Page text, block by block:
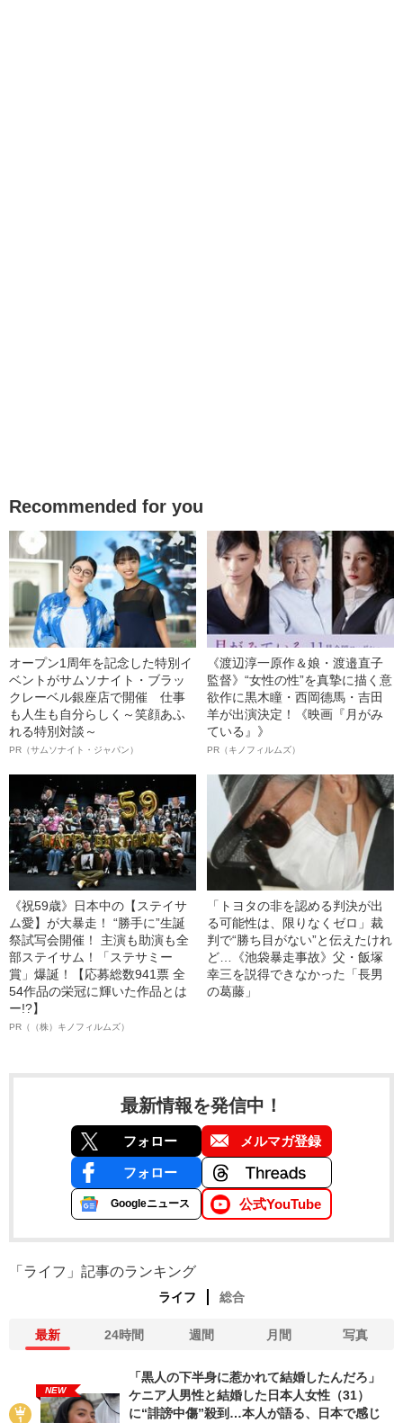
Recommended for you
オープン1周年を記念した特別イ
ベントがサムソナイト・ブラッ
クレーベル銀座店で開催 仕事
も人生も自分らしく～笑顔あふ
れる特別対談～
PR（サムソナイト・ジャパン）
《渡辺淳一原作＆娘・渡邉直子
監督》“女性の性”を真摯に描く意
欲作に黒木瞳・西岡德馬・吉田
羊が出演決定！《映画『月がみ
ている』》
PR（キノフィルムズ）
《祝59歳》日本中の【ステイサ
ム愛】が大暴走！ “勝手に”生誕
祭試写会開催！ 主演も助演も全
部ステイサム！「ステサミー
賞」爆誕！【応募総数941票 全
54作品の栄冠に輝いた作品とは
ー!?】
PR（（株）キノフィルムズ）
「トヨタの非を認める判決が出
る可能性は、限りなくゼロ」裁
判で“勝ち目がない”と伝えたけれ
ど…《池袋暴走事故》父・飯塚
幸三を説得できなかった「長男
の葛藤」
最新情報を発信中！
フォロー メルマガ登録
フォロー
Googleニュース 公式YouTube
「ライフ」記事のランキング
ライフ 総合
最新 24時間 週間 月間 写真
NEW
「黒人の下半身に惹かれて結婚したんだろ」
ケニア人男性と結婚した日本人女性（31）
に“誹謗中傷”殺到…本人が語る、日本で感じ